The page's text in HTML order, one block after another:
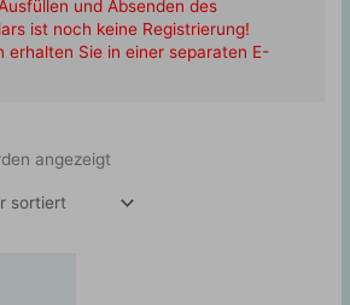
und Absenden des
ist noch keine Registrierung!
erhalten Sie in einer separaten E-
angezeigt